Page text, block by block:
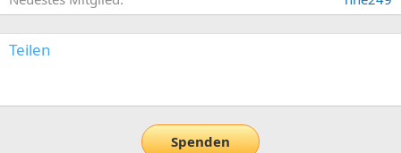
Teilen
Spenden